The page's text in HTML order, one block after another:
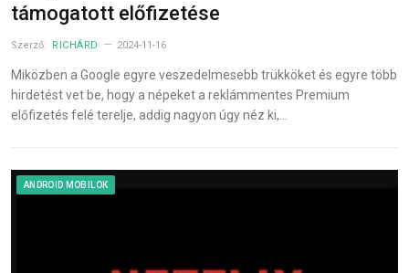
támogatott előfizetése
Szerző: RICHÁRD 2024-11-16
Miközben a Google egyre veszedelmesebb trükköket és egyre több
hirdetést vet be, hogy a népeket a reklámmentes Premium
előfizetés felé terelje, addig nagyon úgy néz ki,…
ANDROID MOBILOK